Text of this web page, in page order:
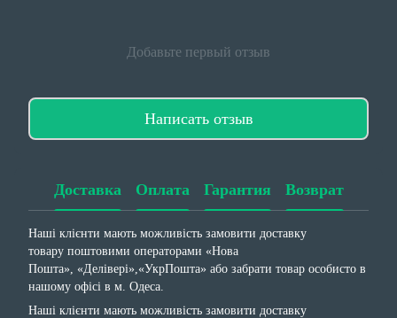
Добавьте первый отзыв
Написать отзыв
Доставка Оплата Гарантия Возврат
Наші клієнти мають можливість замовити доставку
товару поштовими операторами «Нова
Пошта», «Делівері»,«УкрПошта» або забрати товар особисто в
нашому офісі в м. Одеса.
Наші клієнти мають можливість замовити доставку